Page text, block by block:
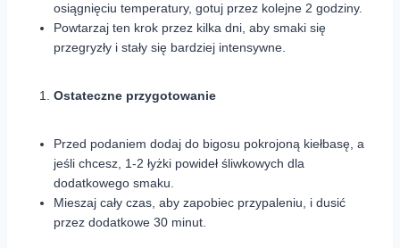
osiągnięciu temperatury, gotuj przez kolejne 2 godziny.
Powtarzaj ten krok przez kilka dni, aby smaki się
przegryzły i stały się bardziej intensywne.
Ostateczne przygotowanie
Przed podaniem dodaj do bigosu pokrojoną kiełbasę, a
jeśli chcesz, 1-2 łyżki powideł śliwkowych dla
dodatkowego smaku.
Mieszaj cały czas, aby zapobiec przypaleniu, i dusić
przez dodatkowe 30 minut.